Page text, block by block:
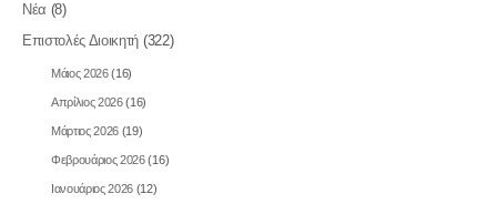
Νέα (8)
Επιστολές Διοικητή (322)
Μάιος 2026(16)
Απρίλιος 2026(16)
Μάρτιος 2026 (19)
Φεβρουάριος 2026(16)
Ιανουάριος 2026 (12)